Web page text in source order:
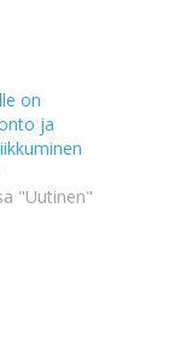
on
ja
"Uutinen"